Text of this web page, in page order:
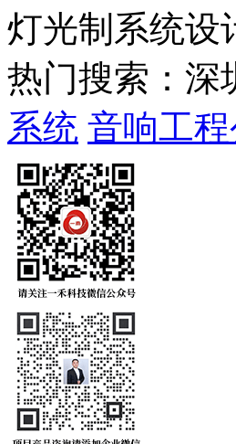
灯光制系统设
热门搜索：深
系统 音响工程